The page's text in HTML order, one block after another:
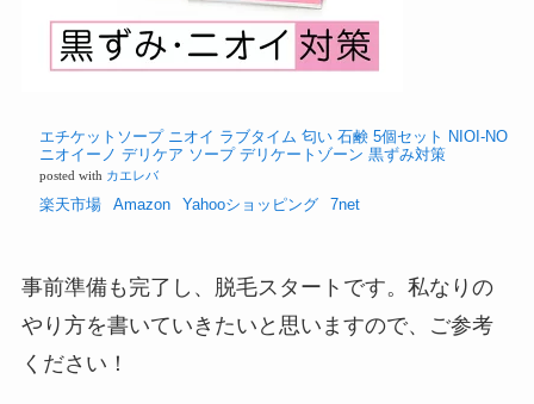
エチケットソープ ニオイ ラブタイム 匂い 石鹸 5個セット NIOI-NO
ニオイーノ デリケア ソープ デリケートゾーン 黒ずみ対策
posted with カエレバ
楽天市場 Amazon Yahooショッピング 7net
事前準備も完了し、脱毛スタートです。私なりの
やり方を書いていきたいと思いますので、ご参考
ください！